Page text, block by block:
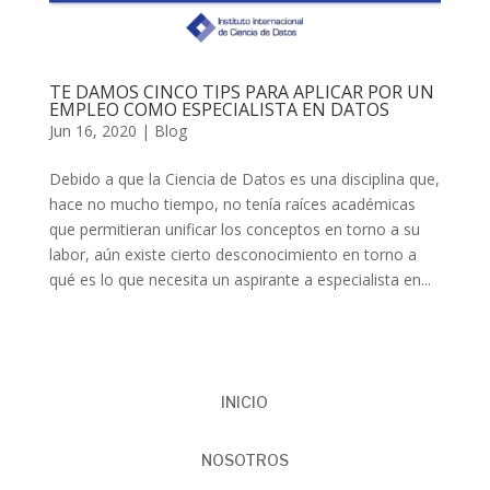
TE DAMOS CINCO TIPS PARA APLICAR POR UN
EMPLEO COMO ESPECIALISTA EN DATOS
Jun 16, 2020 | Blog
Debido a que la Ciencia de Datos es una disciplina que,
hace no mucho tiempo, no tenía raíces académicas
que permitieran unificar los conceptos en torno a su
labor, aún existe cierto desconocimiento en torno a
qué es lo que necesita un aspirante a especialista en...
INICIO
NOSOTROS